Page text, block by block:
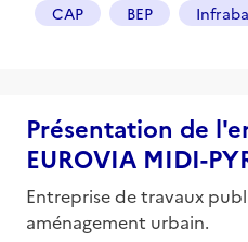
CAP BEP
Présentation de
EUROVIA MIDI-
Entreprise de travaux
aménagement urbain.